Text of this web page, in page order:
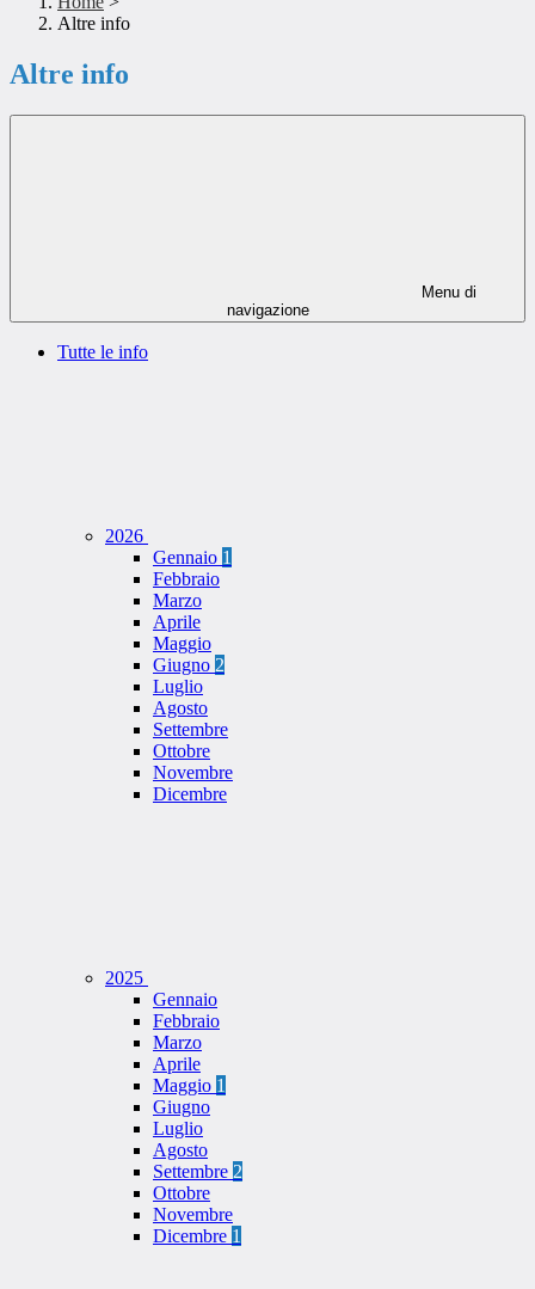
Altre info
Altre info
Menu di
navigazione
Tutte le info
2026
Gennaio 1
Febbraio
Marzo
Aprile
Maggio
Giugno 2
Luglio
Agosto
Settembre
Ottobre
Novembre
Dicembre
2025
Gennaio
Febbraio
Marzo
Aprile
Maggio 1
Giugno
Luglio
Agosto
Settembre 2
Ottobre
Novembre
Dicembre 1